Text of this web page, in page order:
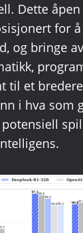
Dette
for
og bringe
til et
i hva som
potensiell